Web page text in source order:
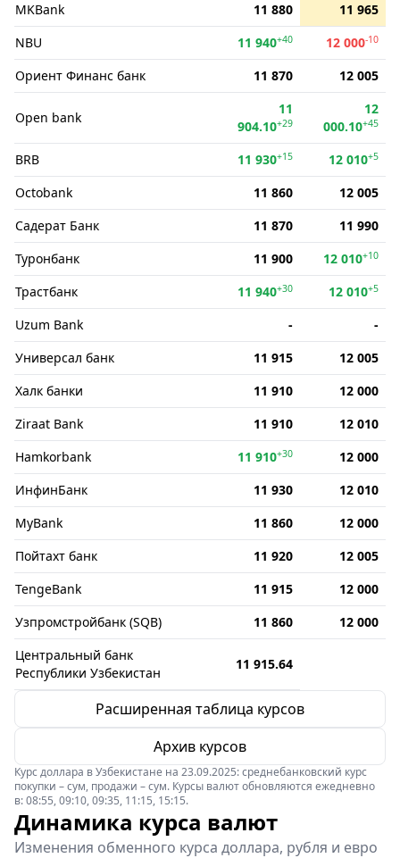
MKBank
11 880
11 965
NBU
11 940+40 12 000-10
Ориент Финанс банк 11 870 12 005
Open bank
11
904.10+29
12
000.10+45
BRB 11 930+15 12 010+5
Octobank 11 860
12 005
Садерат Банк
11 870
11 990
Туронбанк
11 900 12 010+10
Трастбанк 11 940+30 12 010+5
Uzum Bank -
-
Универсал банк
11 915
12 005
Халк банки
11 910
12 000
Ziraat Bank
11 910
12 010
Hamkorbank
11 910+30
12 000
ИнфинБанк
11 930
12 010
MyBank
11 860
12 000
Пойтахт банк
11 920
12 005
TengeBank
11 915
12 000
Узпромстройбанк (SQB)
11 860
12 000
Центральный банк
Республики Узбекистан
11 915.64
Расширенная таблица курсов
Архив курсов
Курс доллара в Узбекистане на 23.09.2025: среднебанковский курс
покупки – сум, продажи – сум. Курсы валют обновляются ежедневно
в: 08:55, 09:10, 09:35, 11:15, 15:15.
Динамика курса валют
Изменения обменного курса доллара, рубля и евро